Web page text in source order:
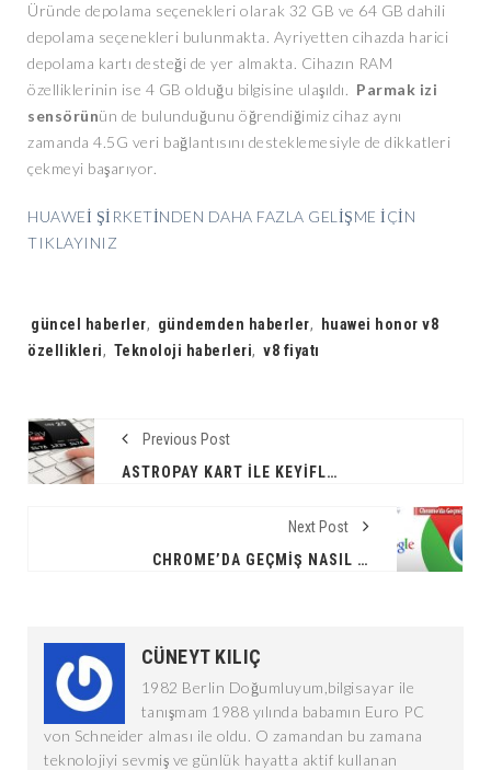
Üründe depolama seçenekleri olarak 32 GB ve 64 GB dahili
depolama seçenekleri bulunmakta. Ayriyetten cihazda harici
depolama kartı desteği de yer almakta. Cihazın RAM
özelliklerinin ise 4 GB olduğu bilgisine ulaşıldı. Parmak izi
sensörünün de bulunduğunu öğrendiğimiz cihaz aynı
zamanda 4.5G veri bağlantısını desteklemesiyle de dikkatleri
çekmeyi başarıyor.
HUAWEİ ŞİRKETİNDEN DAHA FAZLA GELİŞME İÇİN
TIKLAYINIZ
Tags:
güncel haberler, gündemden haberler,
huawei honor v8
özellikleri, Teknoloji haberleri, v8 fiyatı
Previous Post
ASTROPAY KART İLE KEYİFLİ ALIŞVERİŞ
Next Post
CHROME’DA GEÇMIŞ NASIL TEMIZLENIR?
CÜNEYT KILIÇ
1982 Berlin Doğumluyum,bilgisayar ile
tanışmam 1988 yılında babamın Euro PC
von Schneider alması ile oldu. O zamandan bu zamana
teknolojiyi sevmiş ve günlük hayatta aktif kullanan